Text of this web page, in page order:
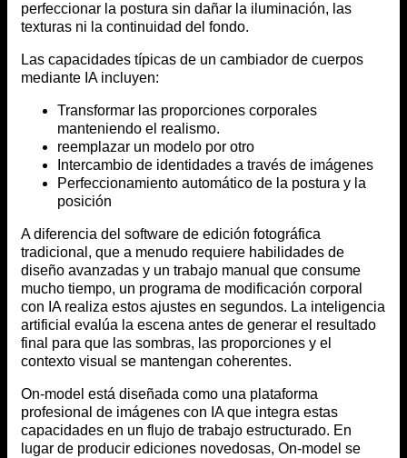
perfeccionar la postura sin dañar la iluminación, las
texturas ni la continuidad del fondo.
Las capacidades típicas de un cambiador de cuerpos
mediante IA incluyen:
Transformar las proporciones corporales
manteniendo el realismo.
reemplazar un modelo por otro
Intercambio de identidades a través de imágenes
Perfeccionamiento automático de la postura y la
posición
A diferencia del software de edición fotográfica
tradicional, que a menudo requiere habilidades de
diseño avanzadas y un trabajo manual que consume
mucho tiempo, un programa de modificación corporal
con IA realiza estos ajustes en segundos. La inteligencia
artificial evalúa la escena antes de generar el resultado
final para que las sombras, las proporciones y el
contexto visual se mantengan coherentes.
On-model está diseñada como una plataforma
profesional de imágenes con IA que integra estas
capacidades en un flujo de trabajo estructurado. En
lugar de producir ediciones novedosas, On-model se